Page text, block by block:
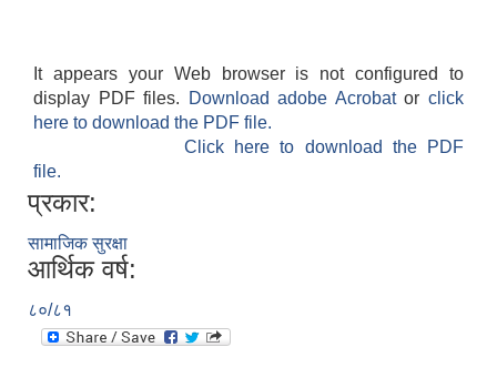
It appears your Web browser is not configured to
display PDF files.
Download adobe Acrobatorclick
here to download the PDF file.
Click here to download the PDF
file.
प्रकार:
सामाजिक सुरक्षा
आर्थिक वर्ष:
८०/८१